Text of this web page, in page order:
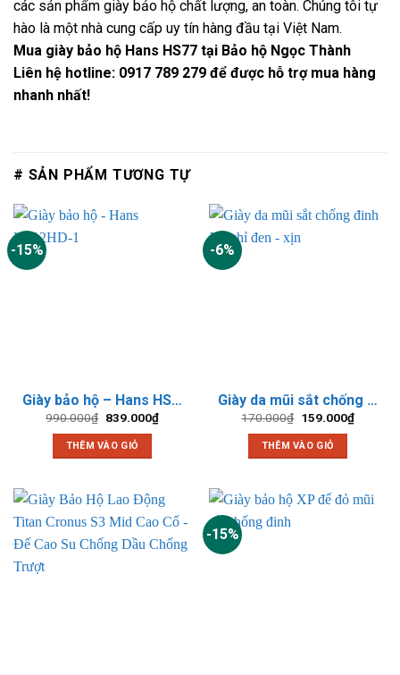
các sản phẩm giày bảo hộ chất lượng, an toàn. Chúng tôi tự
hào là một nhà cung cấp uy tín hàng đầu tại Việt Nam.
Mua giày bảo hộ Hans HS77 tại Bảo hộ Ngọc Thành
Liên hệ hotline: 0917 789 279 để được hỗ trợ mua hàng
nhanh nhất!
# SẢN PHẨM TƯƠNG TỰ
-15%
Giày bảo hộ – Hans HS12HD-1
990.000₫ Giá
là:
990.000₫.
839.000₫Giá
hiện
THÊM VÀO GIỎ
-6%
Giày da mũi sắt chống đinh XP chỉ đen – xịn
170.000₫ Giá
là:
170.000₫.
159.000₫Giá
hiện
THÊM VÀO GIỎ
-15%